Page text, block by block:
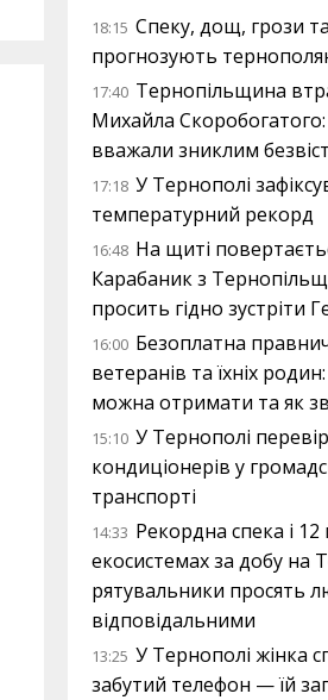
18:15 Спеку, дощ, грози
прогнозують
17:40 Тернопільщина
Михайла
вважали зниклим
17:18 У Тернополі
температурний рекорд
16:48 На щиті
Карабаник з
просить гідно зустріти
16:00 Безоплатна
ветеранів та їхніх
можна отримати та як
15:10 У Тернополі
кондиціонерів у
транспорті
14:33 Рекордна спека і
екосистемах за добу на
рятувальники просять
відповідальними
13:25 У Тернополі жінка
забутий телефон — їй